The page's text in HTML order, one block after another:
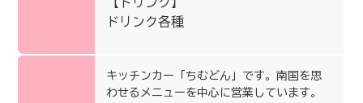
ドリンク各種
キッチンカー「ちむどん」です。南国を思
わせるメニューを中心に営業しています。